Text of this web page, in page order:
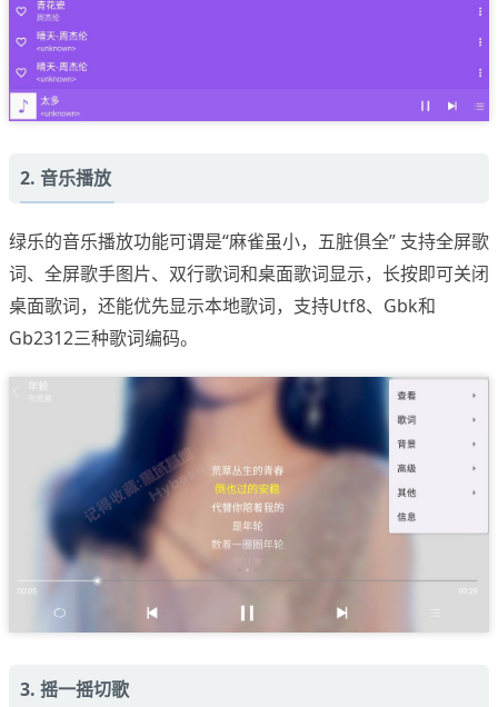
2. 音乐播放
绿乐的音乐播放功能可谓是“麻雀虽小，五脏俱全” 支持全屏歌
词、全屏歌手图片、双行歌词和桌面歌词显示，长按即可关闭
桌面歌词，还能优先显示本地歌词，支持Utf8、Gbk和
Gb2312三种歌词编码。
3. 摇一摇切歌